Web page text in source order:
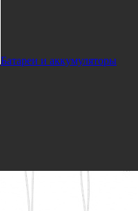
Батареи и аккумуляторы